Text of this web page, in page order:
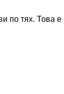
по тях. Това е